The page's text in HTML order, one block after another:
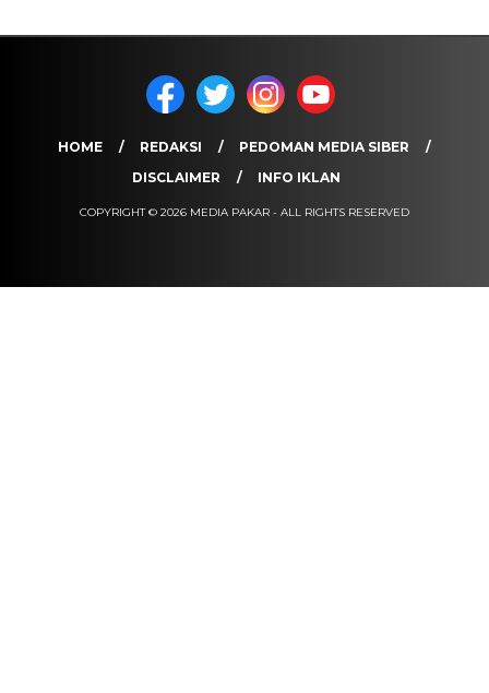
HOME REDAKSI
PEDOMAN MEDIA SIBER
DISCLAIMER
INFO IKLAN
COPYRIGHT © 2026 MEDIA PAKAR - ALL RIGHTS RESERVED